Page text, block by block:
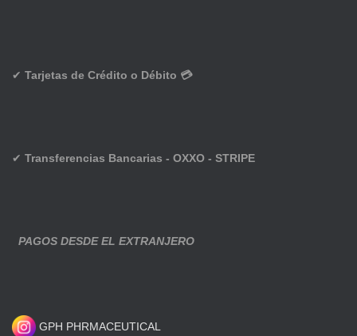
✔ Tarjetas de Crédito o Débito 💳
✔ Transferencias Bancarias - OXXO - STRIPE
PAGOS DESDE EL EXTRANJERO
GPH PHRMACEUTICAL